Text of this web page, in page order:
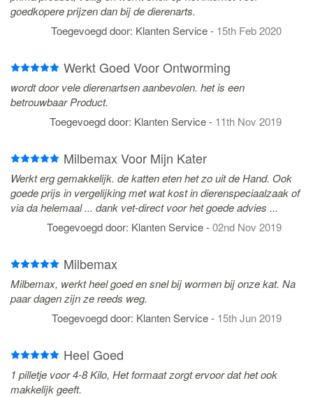
goedkopere prijzen dan bij de dierenarts.
Toegevoegd door: Klanten Service- 15th Feb 2020
Werkt Goed Voor Ontworming
wordt door vele dierenartsen aanbevolen. het is een
betrouwbaar Product.
Toegevoegd door: Klanten Service- 11th Nov 2019
Milbemax Voor Mijn Kater
Werkt erg gemakkelijk. de katten eten het zo uit de Hand. Ook
goede prijs in vergelijking met wat kost in dierenspeciaalzaak of
via da helemaal ... dank vet-direct voor het goede advies ...
Toegevoegd door: Klanten Service-02nd Nov 2019
Milbemax
Milbemax, werkt heel goed en snel bij wormen bij onze kat. Na
paar dagen zijn ze reeds weg.
Toegevoegd door: Klanten Service- 15th Jun 2019
Heel Goed
1 pilletje voor 4-8 Kilo, Het formaat zorgt ervoor dat het ook
makkelijk geeft.